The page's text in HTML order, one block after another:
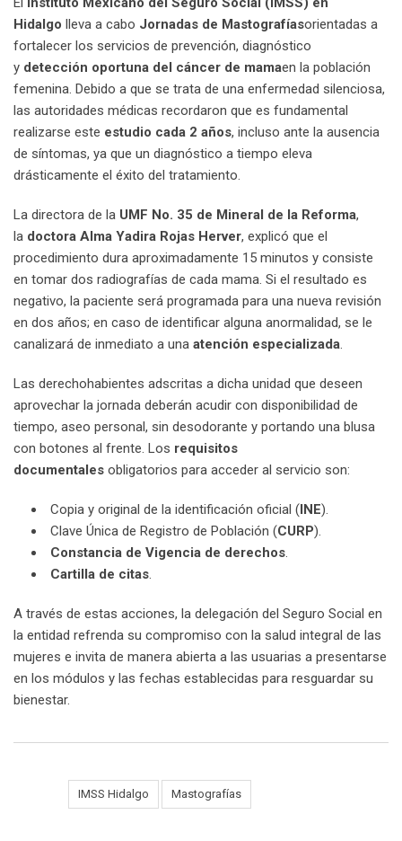
Hidalgo lleva a cabo Jornadas de Mastografíasorientadas a
fortalecer los servicios de prevención, diagnóstico
y detección oportuna del cáncer de mamaen la población
femenina. Debido a que se trata de una enfermedad silenciosa,
las autoridades médicas recordaron que es fundamental
realizarse este estudio cada 2 años, incluso ante la ausencia
de síntomas, ya que un diagnóstico a tiempo eleva
drásticamente el éxito del tratamiento.
La directora de la UMF No. 35 de Mineral de la Reforma,
la doctora Alma Yadira Rojas Herver, explicó que el
procedimiento dura aproximadamente 15 minutos y consiste
en tomar dos radiografías de cada mama. Si el resultado es
negativo, la paciente será programada para una nueva revisión
en dos años; en caso de identificar alguna anormalidad, se le
canalizará de inmediato a una atención especializada.
Las derechohabientes adscritas a dicha unidad que deseen
aprovechar la jornada deberán acudir con disponibilidad de
tiempo, aseo personal, sin desodorante y portando una blusa
con botones al frente. Los requisitos
documentales obligatorios para acceder al servicio son:
Copia y original de la identificación oficial ( INE).
Clave Única de Registro de Población (CURP).
Constancia de Vigencia de derechos.
Cartilla de citas.
A través de estas acciones, la delegación del Seguro Social en
la entidad refrenda su compromiso con la salud integral de las
mujeres e invita de manera abierta a las usuarias a presentarse
en los módulos y las fechas establecidas para resguardar su
bienestar.
IMSS Hidalgo Mastografías